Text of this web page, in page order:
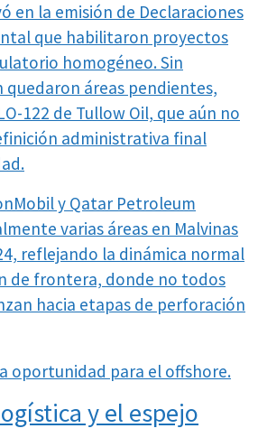
en la emisión de Declaraciones
que habilitaron proyectos
homogéneo. Sin
áreas pendientes,
122 de Tullow Oil, que aún no
administrativa final
y Qatar Petroleum
varias áreas en Malvinas
reflejando la dinámica normal
de frontera, donde no todos
hacia etapas de perforación
y el espejo